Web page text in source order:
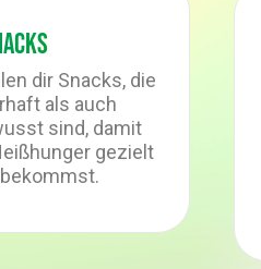
dir Snacks, die
als auch
sind, damit
gezielt